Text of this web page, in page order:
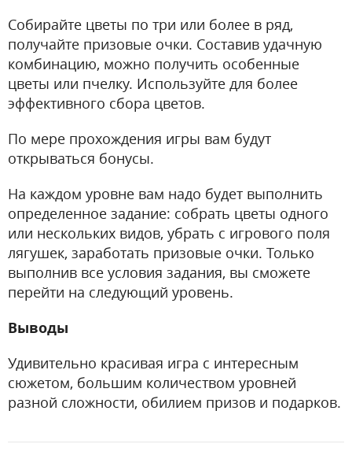
Собирайте цветы по три или более в ряд,
получайте призовые очки. Составив удачную
комбинацию, можно получить особенные
цветы или пчелку. Используйте для более
эффективного сбора цветов.
По мере прохождения игры вам будут
открываться бонусы.
На каждом уровне вам надо будет выполнить
определенное задание: собрать цветы одного
или нескольких видов, убрать с игрового поля
лягушек, заработать призовые очки. Только
выполнив все условия задания, вы сможете
перейти на следующий уровень.
Выводы
Удивительно красивая игра с интересным
сюжетом, большим количеством уровней
разной сложности, обилием призов и подарков.